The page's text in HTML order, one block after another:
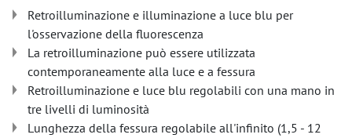
Retroilluminazione e illuminazione a luce blu per
l'osservazione della fluorescenza
La retroilluminazione può essere utilizzata
contemporaneamente alla luce e a fessura
Retroilluminazione e luce blu regolabili con una mano in
tre livelli di luminosità
Lunghezza della fessura regolabile all'infinito (1,5 - 12